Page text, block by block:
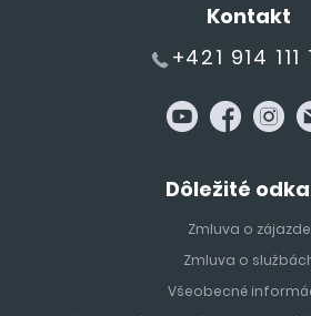
Kontakt
+421 914 111
Dôležité
Zmluva o zájazde
Zmluva o
Všeobecné